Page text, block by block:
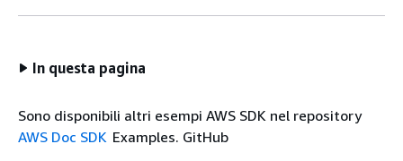
In questa pagina
Sono disponibili altri esempi AWS SDK nel repository
AWS Doc SDK Examples. GitHub